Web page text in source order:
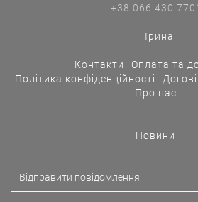
+38 066 430
Ірина
Контакти
Оплата та
Політика конфіденційності
Про нас
Новини